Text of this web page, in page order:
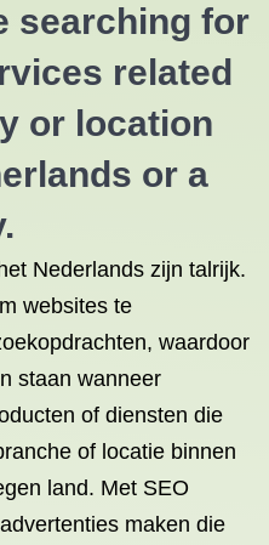
searching for
related
or location
or a
Nederlands zijn talrijk.
websites te
waardoor
staan ​​wanneer
of diensten die
of locatie binnen
land. Met SEO
maken die